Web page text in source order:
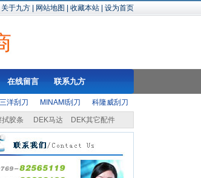
关于九方 网站地图 收藏本站 设为首页
在线留言 联系九方
三洋刮刀 MINAMI刮刀 科隆威刮刀
拭胶条 DEK马达 DEK其它配件